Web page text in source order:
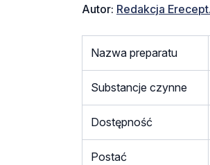
Autor: Redakcja
Nazwa preparatu
Substancje czynne
Dostępność
Postać